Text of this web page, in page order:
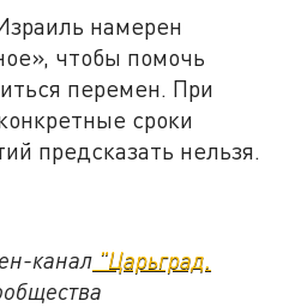
намерен
чтобы помочь
перемен. При
сроки
предсказать нельзя.
канал "Царьград.